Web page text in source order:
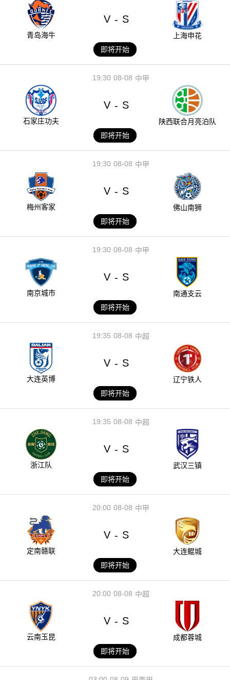
青岛海牛
V - S
上海申花
即将开始
08-08
19:30 中甲
石家庄功夫
V - S
陕西联合月亮泊队
即将开始
08-08
19:30 中甲
梅州客家
V - S
佛山南狮
即将开始
08-08
19:30 中甲
南京城市
V - S
南通支云
即将开始
08-08
19:35 中超
大连英博
V - S
辽宁铁人
即将开始
08-08
19:35 中超
浙江队
V - S
武汉三镇
即将开始
08-08
20:00 中甲
定南赣联
V - S
大连鲲城
即将开始
08-08
20:00 中超
云南玉昆
V - S
成都蓉城
即将开始